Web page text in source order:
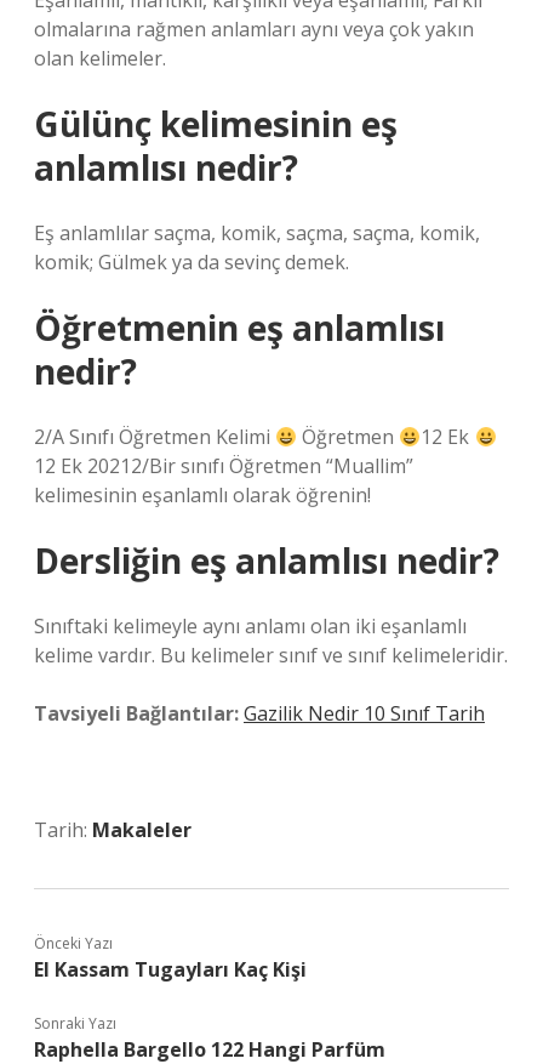
olmalarına rağmen anlamları aynı veya çok yakın
olan kelimeler.
Gülünç kelimesinin eş
anlamlısı nedir?
Eş anlamlılar saçma, komik, saçma, saçma, komik,
komik; Gülmek ya da sevinç demek.
Öğretmenin eş anlamlısı
nedir?
2/A Sınıfı Öğretmen Kelimi Öğretmen
12 Ek
12 Ek 20212/Bir sınıfı Öğretmen “Muallim”
kelimesinin eşanlamlı olarak öğrenin!
Dersliğin eş anlamlısı nedir?
Sınıftaki kelimeyle aynı anlamı olan iki eşanlamlı
kelime vardır. Bu kelimeler sınıf ve sınıf kelimeleridir.
Tavsiyeli Bağlantılar:Gazilik Nedir 10 Sınıf Tarih
Tarih: Makaleler
Önceki Yazı
El Kassam Tugayları Kaç Kişi
Sonraki Yazı
Raphella Bargello 122 Hangi Parfüm